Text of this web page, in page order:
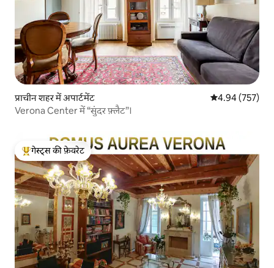
प्राचीन शहर में अपार्टमेंट औसत रेटिंग 5 में से
4.94 (757)
Verona Center में “सुंदर फ़्लैट”।
गेस्ट्स का टॉप फ़ेवरेट
गेस्ट्स की फ़ेवरेट